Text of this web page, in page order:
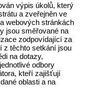
výpis úkolů, který
a zveřejněn ve
webových stránkách
jsou směřované na
zodpovídající za
z těchto setkání jsou
na dotazy,
odbory
kteří zajišťují
oblasti a na